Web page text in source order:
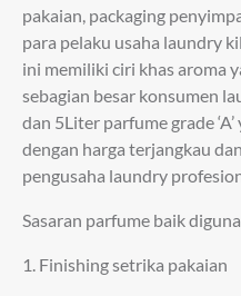
pakaian, packaging
para pelaku usaha laundry
ini memiliki ciri khas aroma
sebagian besar konsumen
dan 5Liter parfume grade
dengan harga terjangkau
pengusaha laundry
Sasaran parfume baik
1. Finishing setrika pakaian